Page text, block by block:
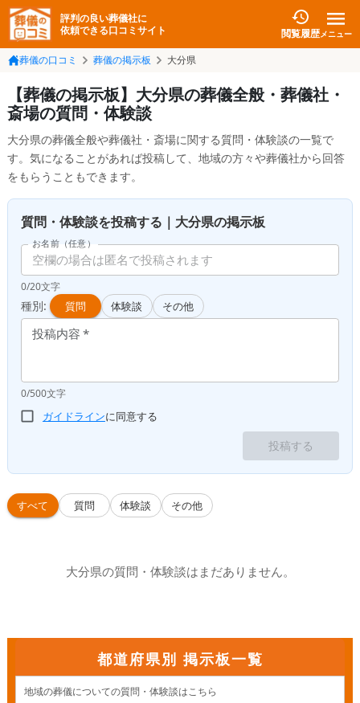
評判の良い葬儀社に
依頼できる口コミサイト
閲覧履歴メニュー
葬儀の口コミ 葬儀の掲示板 大分県
【葬儀の掲示板】大分県の葬儀全般・葬儀社・
斎場の質問・体験談
大分県の葬儀全般や葬儀社・斎場に関する質問・体験談の一覧で
す。気になることがあれば投稿して、地域の方々や葬儀社から回答
をもらうこともできます。
質問・体験談を投稿する｜大分県の掲示板
お名前（任意）
0/20文字
種別: 質問 体験談 その他
投稿内容 *
0/500文字
ガイドラインに同意する
投稿する
すべて 質問 体験談 その他
大分県の質問・体験談はまだありません。
都道府県別 掲示板一覧
地域の葬儀についての質問・体験談はこちら